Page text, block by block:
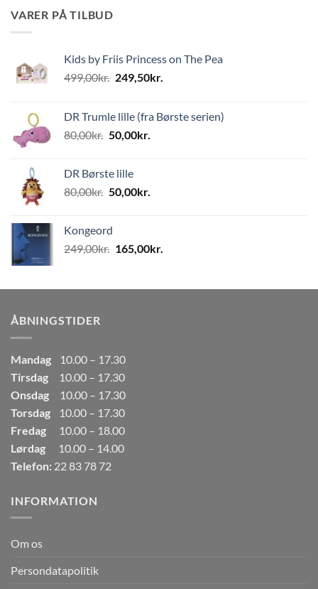
VARER PÅ TILBUD
Kids by Friis Princess on The Pea
499,00kr. Den
var:
499,00kr..
249,50kr.
er:
DR Trumle lille (fra Børste serien)
80,00kr. Den
var:
80,00kr..
50,00kr.
50,00kr..
DR Børste lille
80,00kr. Den
var:
80,00kr..
50,00kr.
50,00kr..
Kongeord
249,00kr. Den
var:
165,00kr.
er:
ÅBNINGSTIDER
Mandag
10.00 – 17.30
Tirsdag
10.00 – 17.30
Onsdag
10.00 – 17.30
Torsdag
10.00 – 17.30
Fredag
10.00 – 18.00
Lørdag
10.00 – 14.00
Telefon: 22 83 78 72
INFORMATION
Om os
Persondatapolitik